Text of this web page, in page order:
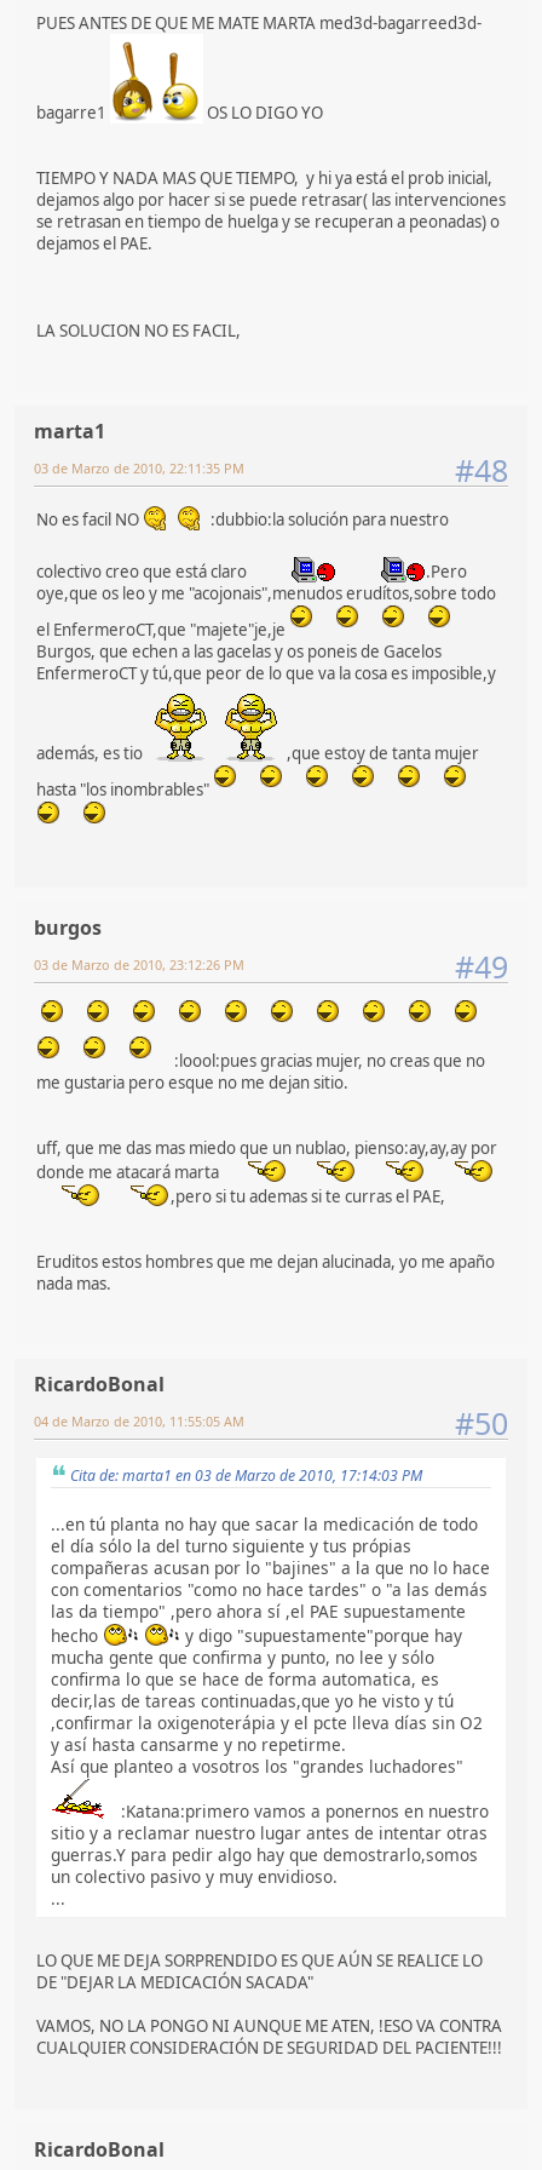
PUES ANTES DE QUE ME MATE MARTA med3d-bagarreed3d-
bagarre1 OS LO DIGO YO
TIEMPO Y NADA MAS QUE TIEMPO, y hi ya está el prob inicial,
dejamos algo por hacer si se puede retrasar( las intervenciones
se retrasan en tiempo de huelga y se recuperan a peonadas) o
dejamos el PAE.
LA SOLUCION NO ES FACIL,
marta1
#48
03 de Marzo de 2010, 22:11:35 PM
No es facil NO :dubbio:la solución para nuestro
colectivo creo que está claro
.Pero
oye,que os leo y me "acojonais",menudos erudítos,sobre todo
el EnfermeroCT,que "majete"je,je
Burgos, que echen a las gacelas y os poneis de Gacelos
EnfermeroCT y tú,que peor de lo que va la cosa es imposible,y
además, es tio
,que estoy de tanta mujer
hasta "los inombrables"
burgos
#49
03 de Marzo de 2010, 23:12:26 PM
:loool:pues gracias mujer, no creas que no
me gustaria pero esque no me dejan sitio.
uff, que me das mas miedo que un nublao, pienso:ay,ay,ay por
donde me atacará marta
,pero si tu ademas si te curras el PAE,
Eruditos estos hombres que me dejan alucinada, yo me apaño
nada mas.
RicardoBonal
#50
04 de Marzo de 2010, 11:55:05 AM
Cita de: marta1 en 03 de Marzo de 2010, 17:14:03 PM
...en tú planta no hay que sacar la medicación de todo
el día sólo la del turno siguiente y tus própias
compañeras acusan por lo "bajines" a la que no lo hace
con comentarios "como no hace tardes" o "a las demás
las da tiempo" ,pero ahora sí ,el PAE supuestamente
hecho
y digo "supuestamente"porque hay
mucha gente que confirma y punto, no lee y sólo
confirma lo que se hace de forma automatica, es
decir,las de tareas continuadas,que yo he visto y tú
,confirmar la oxigenoterápia y el pcte lleva días sin O2
y así hasta cansarme y no repetirme.
Así que planteo a vosotros los "grandes luchadores"
:Katana:primero vamos a ponernos en nuestro
sitio y a reclamar nuestro lugar antes de intentar otras
guerras.Y para pedir algo hay que demostrarlo,somos
un colectivo pasivo y muy envidioso.
...
LO QUE ME DEJA SORPRENDIDO ES QUE AÚN SE REALICE LO
DE "DEJAR LA MEDICACIÓN SACADA"
VAMOS, NO LA PONGO NI AUNQUE ME ATEN, !ESO VA CONTRA
CUALQUIER CONSIDERACIÓN DE SEGURIDAD DEL PACIENTE!!!
RicardoBonal